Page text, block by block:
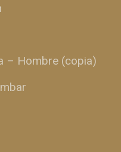
– Hombre (copia)